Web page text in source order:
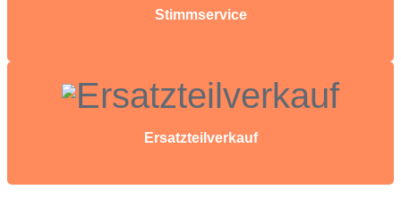
Stimmservice
Ersatzteilverkauf